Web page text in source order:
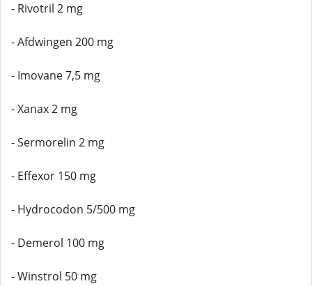
- Rivotril 2 mg
- Afdwingen 200 mg
- Imovane 7,5 mg
- Xanax 2 mg
- Sermorelin 2 mg
- Effexor 150 mg
- Hydrocodon 5/500 mg
- Demerol 100 mg
- Winstrol 50 mg